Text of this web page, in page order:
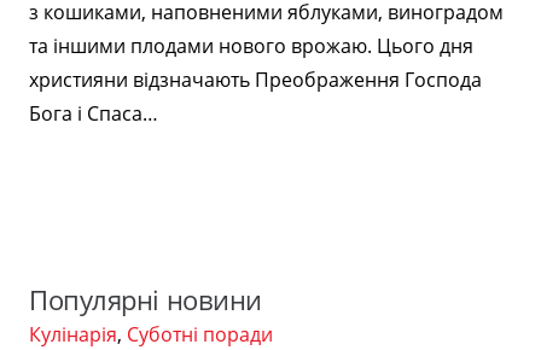
з кошиками, наповненими яблуками, виноградом
та іншими плодами нового врожаю. Цього дня
християни відзначають Преображення Господа
Бога і Спаса…
Популярні новини
Кулінарія, Суботні поради